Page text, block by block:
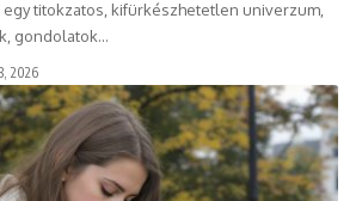
titokzatos, kifürkészhetetlen univerzum,
gondolatok…
2026